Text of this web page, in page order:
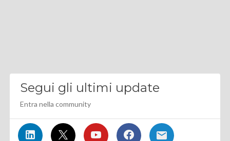
Segui gli ultimi update
Entra nella community